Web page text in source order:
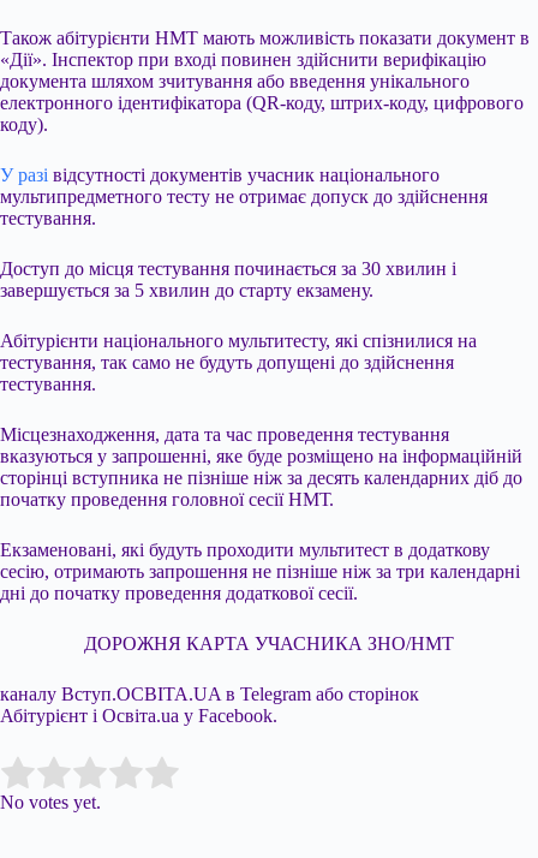
Також абітурієнти НМТ мають можливість показати документ в
«Дії». Інспектор при вході повинен здійснити верифікацію
документа шляхом зчитування або введення унікального
електронного ідентифікатора (QR-коду, штрих-коду, цифрового
коду).
У разі відсутності документів учасник національного
мультипредметного тесту не отримає допуск до здійснення
тестування.
Доступ до місця тестування починається за 30 хвилин і
завершується за 5 хвилин до старту екзамену.
Абітурієнти національного мультитесту, які спізнилися на
тестування, так само не будуть допущені до здійснення
тестування.
Місцезнаходження, дата та час проведення тестування
вказуються у запрошенні, яке буде розміщено на інформаційній
сторінці вступника не пізніше ніж за десять календарних діб до
початку проведення головної сесії НМТ.
Екзаменовані, які будуть проходити мультитест в додаткову
сесію, отримають запрошення не пізніше ніж за три календарні
дні до початку проведення додаткової сесії.
ДОРОЖНЯ КАРТА УЧАСНИКА ЗНО/НМТ
каналу Вступ.ОСВІТА.UA в Telegram або сторінок
Абітурієнт і Освіта.ua у Facebook.
Rate this item:
No votes yet.